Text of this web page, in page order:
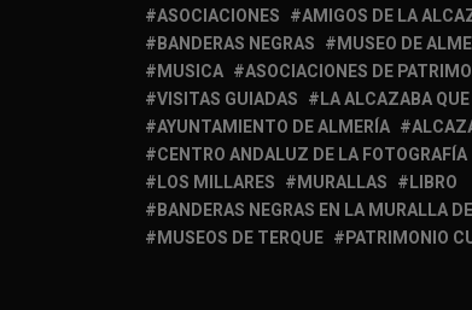
ASOCIACIONES
AMIGOS DE LA
BANDERAS NEGRAS
MUSEO DE
MUSICA
ASOCIACIONES DE
VISITAS GUIADAS
LA ALCAZABA
AYUNTAMIENTO DE ALMERÍA
CENTRO ANDALUZ DE LA FOTOGRAFÍA
LOS MILLARES
MURALLAS
LIBRO
BANDERAS NEGRAS EN LA MURALLA
MUSEOS DE TERQUE
PATRIMONIO